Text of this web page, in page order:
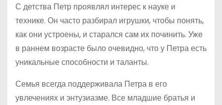
С детства Петр проявлял интерес к науке и
технике. Он часто разбирал игрушки, чтобы понять,
как они устроены, и старался сам их починить. Уже
в раннем возрасте было очевидно, что у Петра есть
уникальные способности и таланты.
Семья всегда поддерживала Петра в его
увлечениях и энтузиазме. Все младшие братья и